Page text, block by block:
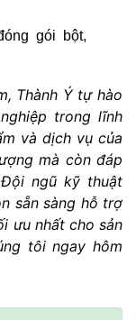
gói bột,
Thành Ýtự hào
trong lĩnh
và dịch vụ của
mà còn đáp
ngũ kỹ thuật
sẵn sàng hỗ trợ
ưu nhất cho sản
tôi ngay hôm